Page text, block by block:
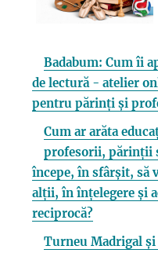
Badabum: Cum îi
de lectură - atelier
pentru părinți și
Cum ar arăta
profesorii, părinții
începe, în sfârșit, să
alții, în înțelegere și
reciprocă?
Turneu Madrigal